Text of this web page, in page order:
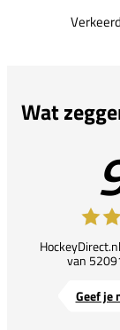
Wat
van
Geef je